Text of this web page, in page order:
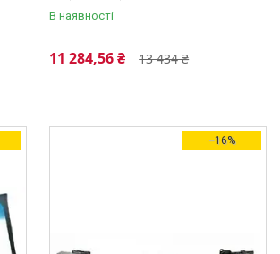
В наявності
13 434 ₴
11 284,56 ₴
–16%